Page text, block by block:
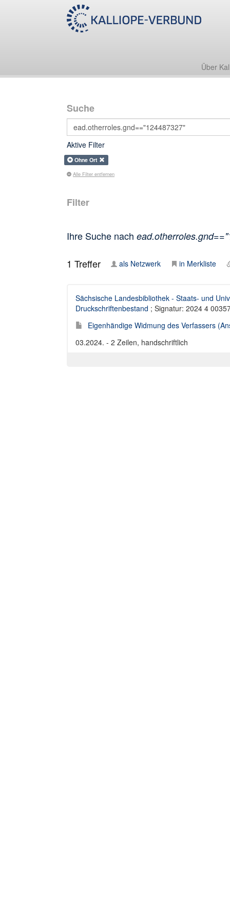
Über
Suche
Aktive Filter
Ohne Ort
Alle Filter entfernen
Filter
Ihre Suche nach
1 Treffer als Netzwerk in Merkliste
Sächsische Landesbibliothek - Staats- und
Druckschriftenbestand ; Signatur: 2024 4
Eigenhändige Widmung des Verfassers
03.2024. - 2 Zeilen, handschriftlich